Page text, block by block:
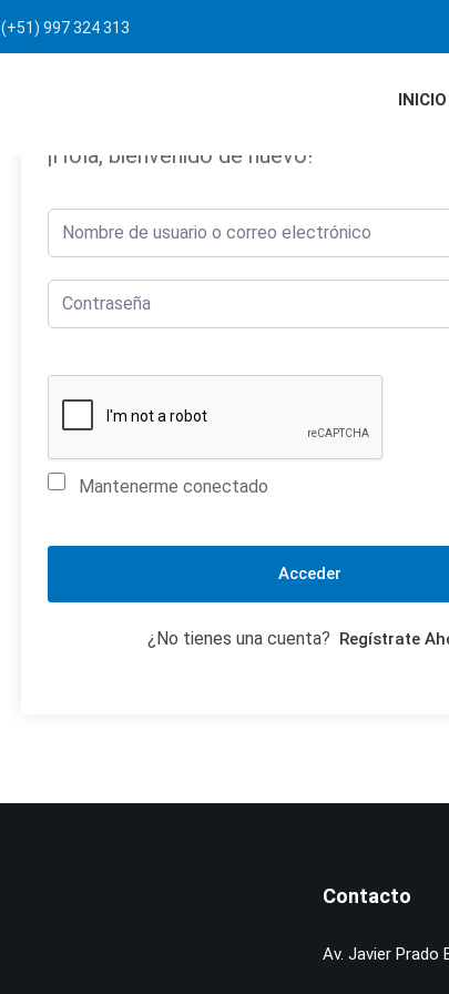
(+51) 997 324 313
INICIO
¡Hola, bienvenido de nuevo!
Mantenerme conectado
Acceder
¿No tienes una cuenta? Regístrate
Contacto
Av. Javier Prado